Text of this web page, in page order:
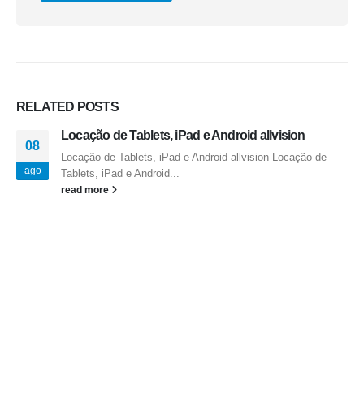
RELATED POSTS
08
ago
Locação de Tablets, iPad e Android allvision
Locação de Tablets, iPad e Android allvision Locação de
Tablets, iPad e Android...
read more